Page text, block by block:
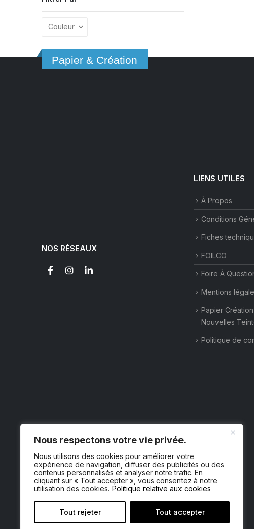
Nous respectons votre vie privée.
Nous utilisons des cookies pour améliorer votre
expérience de navigation, diffuser des publicités ou des
contenus personnalisés et analyser notre trafic. En
cliquant sur « Tout accepter », vous consentez à notre
utilisation des cookies. Politique relative aux cookies
Tout rejeter Tout accepter
Papier & Création
NOS RÉSEAUX
LIENS UTILES
À Propos
Conditions
Fiches
FOILCO
Foire À
Mentions
Papier
Nouvelles
Politique de